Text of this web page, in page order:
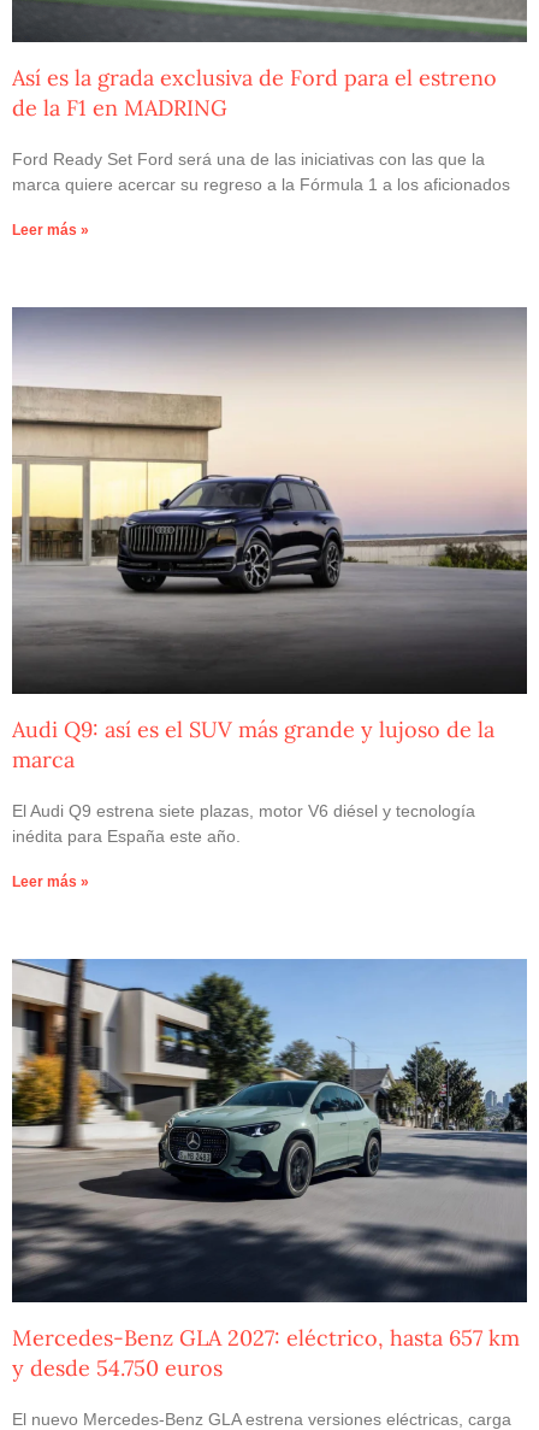
Así es la grada exclusiva de Ford para el estreno
de la F1 en MADRING
Ford Ready Set Ford será una de las iniciativas con las que la
marca quiere acercar su regreso a la Fórmula 1 a los aficionados
Leer más »
Audi Q9: así es el SUV más grande y lujoso de la
marca
El Audi Q9 estrena siete plazas, motor V6 diésel y tecnología
inédita para España este año.
Leer más »
Mercedes-Benz GLA 2027: eléctrico, hasta 657 km
y desde 54.750 euros
El nuevo Mercedes-Benz GLA estrena versiones eléctricas, carga